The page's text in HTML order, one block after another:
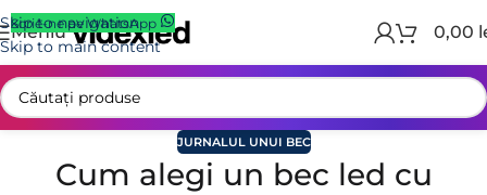
Skip to navigation
Skip to main content
Scrie-ne pe WhatsApp
Meniu 0,00
JURNALUL UNUI BEC
Cum alegi un bec led cu